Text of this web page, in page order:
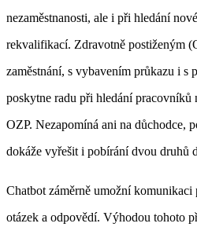
nezaměstnanosti, ale i při hledání
rekvalifikací. Zdravotně postiženým
zaměstnání, s vybavením průkazu i s
poskytne radu při hledání pracovníků
OZP. Nezapomíná ani na důchodce,
dokáže vyřešit i pobírání dvou druhů
Chatbot záměrně umožní
otázek a odpovědí. Výhodou tohoto